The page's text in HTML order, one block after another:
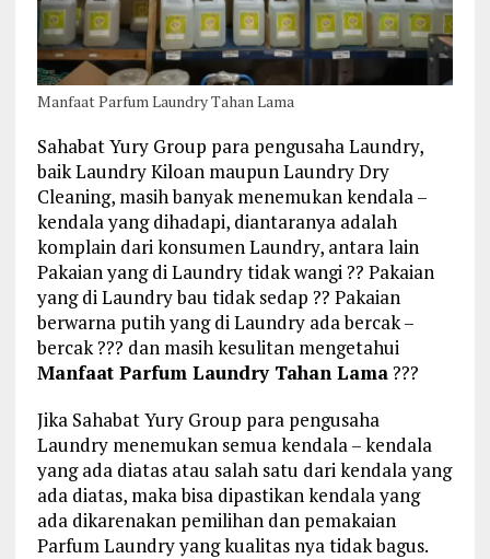
Manfaat Parfum Laundry Tahan Lama
Sahabat Yury Group para pengusaha Laundry,
baik Laundry Kiloan maupun Laundry Dry
Cleaning, masih banyak menemukan kendala –
kendala yang dihadapi, diantaranya adalah
komplain dari konsumen Laundry, antara lain
Pakaian yang di Laundry tidak wangi ?? Pakaian
yang di Laundry bau tidak sedap ?? Pakaian
berwarna putih yang di Laundry ada bercak –
bercak ??? dan masih kesulitan mengetahui
Manfaat Parfum Laundry Tahan Lama???
Jika Sahabat Yury Group para pengusaha
Laundry menemukan semua kendala – kendala
yang ada diatas atau salah satu dari kendala yang
ada diatas, maka bisa dipastikan kendala yang
ada dikarenakan pemilihan dan pemakaian
Parfum Laundry yang kualitas nya tidak bagus.